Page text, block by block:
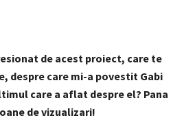
de acest proiect, care te
despre care mi-a povestit Gabi
care a aflat despre el? Pana
de vizualizari!